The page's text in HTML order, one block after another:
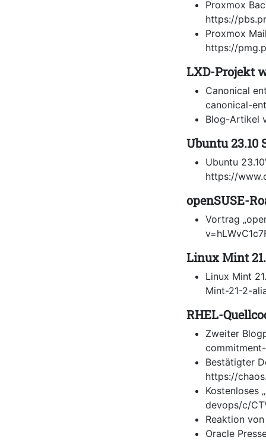
Proxmox
https://
Proxmox
https://
LXD-Projekt
Canonical
canonical-
Blog-Artikel
Ubuntu 23.10
Ubuntu
https://
openSUSE-
Vortrag
Linux Mint
Linux Mint
Mint-21-2-
RHEL-
Zweiter
Bestätigter
https://
Kostenloses
devops/c/
Reaktion
Oracle